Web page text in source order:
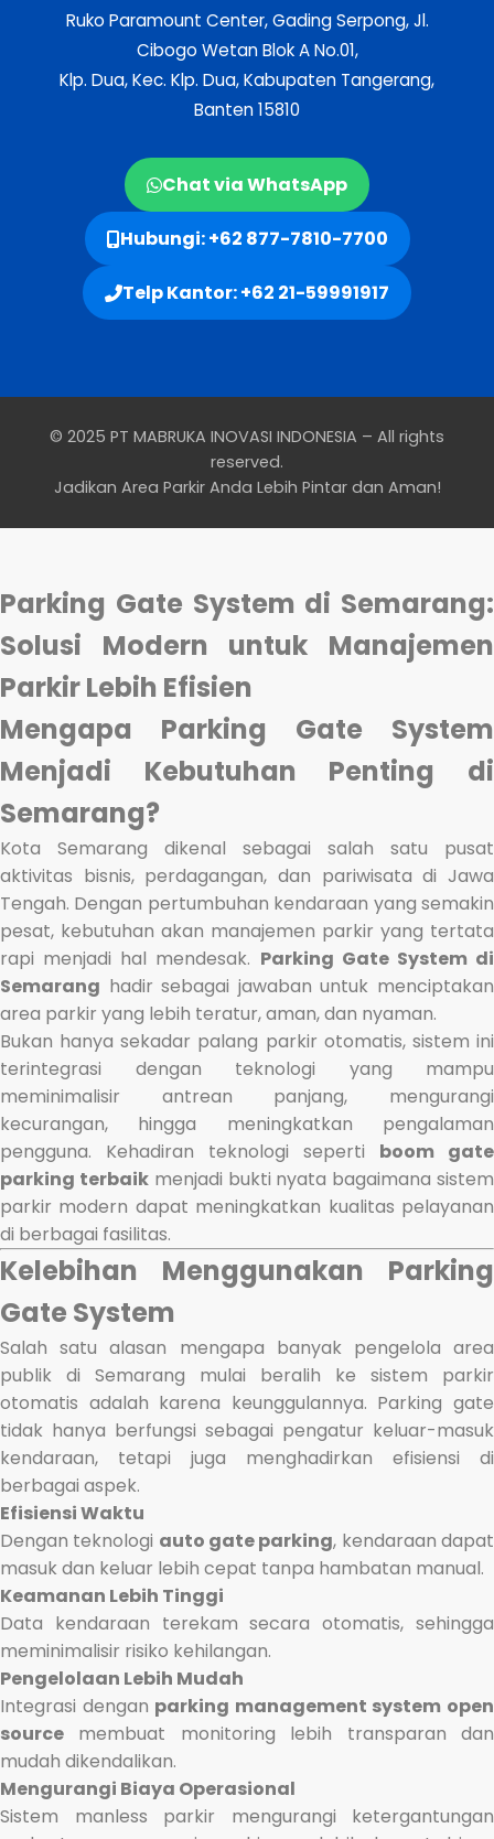
Ruko Paramount Center, Gading Serpong, Jl.
Cibogo Wetan Blok A No.01,
Klp. Dua, Kec. Klp. Dua, Kabupaten Tangerang,
Banten 15810
Chat via WhatsApp
Hubungi: +62 877-7810-7700
Telp Kantor: +62 21-59991917
© 2025 PT MABRUKA INOVASI INDONESIA – All rights
reserved.
Jadikan Area Parkir Anda Lebih Pintar dan Aman!
Parking Gate System di Semarang:
Solusi Modern untuk Manajemen
Parkir Lebih Efisien
Mengapa Parking Gate System
Menjadi Kebutuhan Penting di
Semarang?
Kota Semarang dikenal sebagai salah satu pusat
aktivitas bisnis, perdagangan, dan pariwisata di Jawa
Tengah. Dengan pertumbuhan kendaraan yang semakin
pesat, kebutuhan akan manajemen parkir yang tertata
rapi menjadi hal mendesak. Parking Gate System di
Semarang hadir sebagai jawaban untuk menciptakan
area parkir yang lebih teratur, aman, dan nyaman.
Bukan hanya sekadar palang parkir otomatis, sistem ini
terintegrasi dengan teknologi yang mampu
meminimalisir antrean panjang, mengurangi
kecurangan, hingga meningkatkan pengalaman
pengguna. Kehadiran teknologi seperti boom gate
parking terbaikmenjadi bukti nyata bagaimana sistem
parkir modern dapat meningkatkan kualitas pelayanan
di berbagai fasilitas.
Kelebihan Menggunakan Parking
Gate System
Salah satu alasan mengapa banyak pengelola area
publik di Semarang mulai beralih ke sistem parkir
otomatis adalah karena keunggulannya. Parking gate
tidak hanya berfungsi sebagai pengatur keluar-masuk
kendaraan, tetapi juga menghadirkan efisiensi di
berbagai aspek.
Efisiensi Waktu
Dengan teknologi auto gate parking, kendaraan dapat
masuk dan keluar lebih cepat tanpa hambatan manual.
Keamanan Lebih Tinggi
Data kendaraan terekam secara otomatis, sehingga
meminimalisir risiko kehilangan.
Pengelolaan Lebih Mudah
Integrasi dengan parking management system open
source membuat monitoring lebih transparan dan
mudah dikendalikan.
Mengurangi Biaya Operasional
Sistem manless parkir mengurangi ketergantungan